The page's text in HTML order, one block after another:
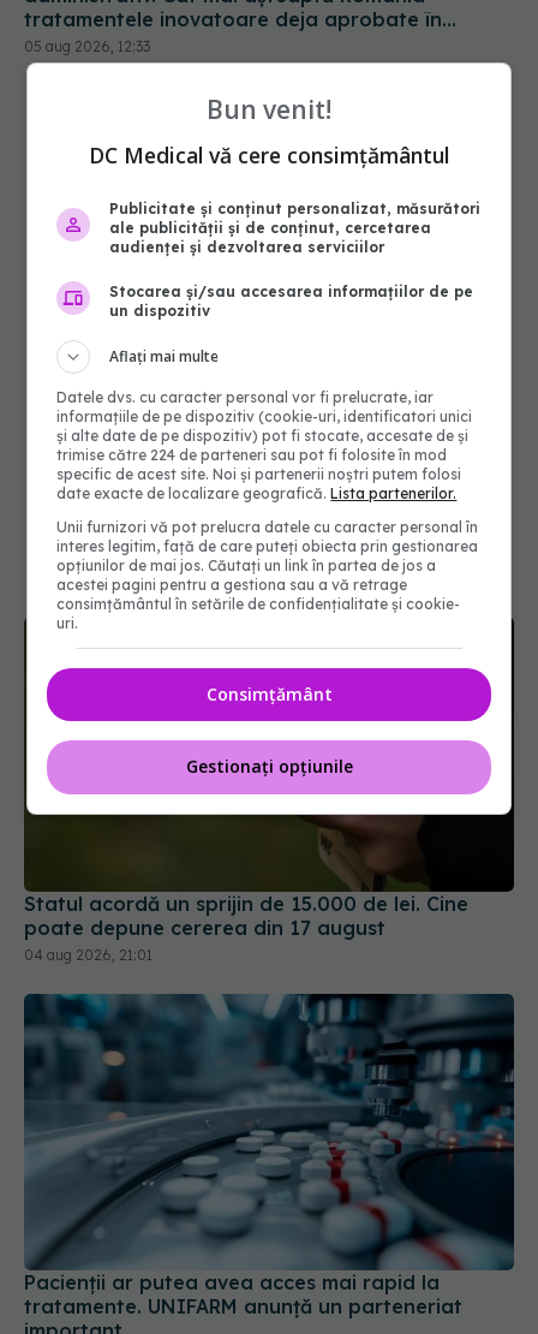
tratamentele inovatoare deja aprobate în
Europa
05 aug 2026, 12:33
Statul acordă un sprijin de 15.000 de lei. Cine
poate depune cererea din 17 august
04 aug 2026, 21:01
Pacienții ar putea avea acces mai rapid la
tratamente. UNIFARM anunță un parteneriat
Bun venit!
DC Medical vă cere consimțământul
Publicitate și conținut personalizat, măsurători
ale publicității și de conținut, cercetarea
audienței și dezvoltarea serviciilor
Stocarea și/sau accesarea informațiilor de pe
un dispozitiv
Aflați mai multe
Datele dvs. cu caracter personal vor fi prelucrate, iar
informațiile de pe dispozitiv (cookie-uri, identificatori unici
și alte date de pe dispozitiv) pot fi stocate, accesate de și
trimise către 224 de parteneri sau pot fi folosite în mod
specific de acest site. Noi și partenerii noștri putem folosi
date exacte de localizare geografică.Lista partenerilor.
Unii furnizori vă pot prelucra datele cu caracter personal în
interes legitim, față de care puteți obiecta prin gestionarea
opțiunilor de mai jos. Căutați un link în partea de jos a
acestei pagini pentru a gestiona sau a vă retrage
consimțământul în setările de confidențialitate și cookie-
uri.
Consimțământ
Gestionați opțiunile